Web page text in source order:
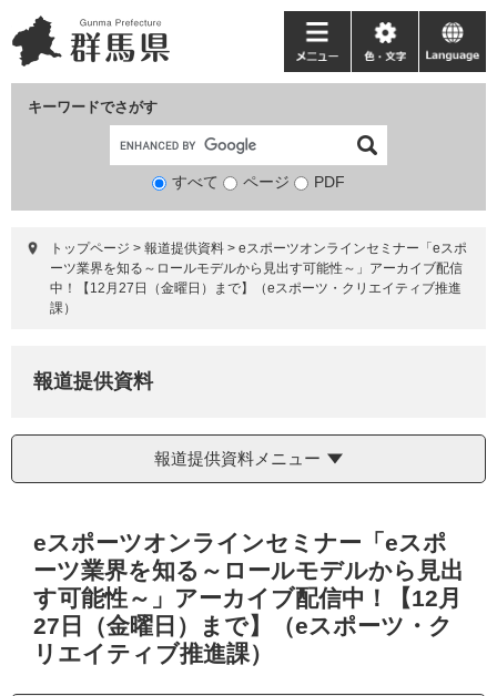
ー
ジ
ニ
ュ
て
キーワードでさがす
検
象
すべて ページ PDF
メ
ニ
ー
色・
文
language
トップページ > 報道提供資料 > eスポーツオンラインセミナー「eスポ
ーツ業界を知る～ロールモデルから見出す可能性～」アーカイブ配信
中！【12月27日（金曜日）まで】（eスポーツ・クリエイティブ推進
課）
報道提供資料
報道提供資料メニュー
eスポーツオンラインセミナー「eスポ
ーツ業界を知る～ロールモデルから見出
す可能性～」アーカイブ配信中！【12月
27日（金曜日）まで】（eスポーツ・ク
リエイティブ推進課）